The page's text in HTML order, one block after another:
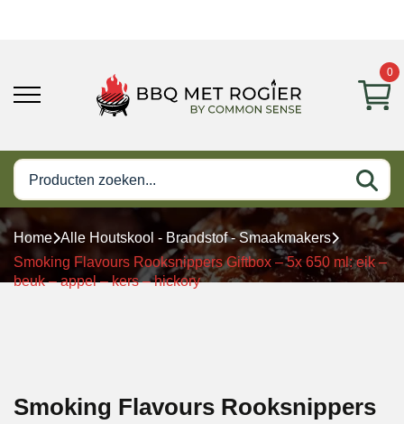
0
Home Alle Houtskool - Brandstof - Smaakmakers
Smoking Flavours Rooksnippers Giftbox – 5x 650 ml: eik –
beuk – appel – kers – hickory
Smoking Flavours Rooksnippers